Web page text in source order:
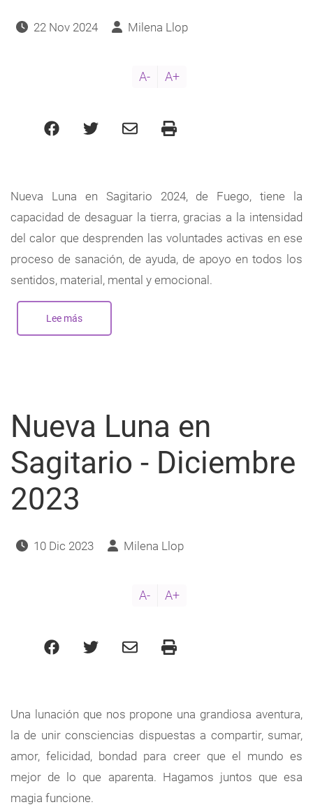
22 Nov 2024 Milena Llop
A- A+
Nueva Luna en Sagitario 2024, de Fuego, tiene la
capacidad de desaguar la tierra, gracias a la intensidad
del calor que desprenden las voluntades activas en ese
proceso de sanación, de ayuda, de apoyo en todos los
sentidos, material, mental y emocional.
Lee mássobre
Luna
Nueva Luna en
Sagitario - Diciembre
2023
10 Dic 2023 Milena Llop
A- A+
Una lunación que nos propone una grandiosa aventura,
la de unir consciencias dispuestas a compartir, sumar,
amor, felicidad, bondad para creer que el mundo es
mejor de lo que aparenta. Hagamos juntos que esa
magia funcione.